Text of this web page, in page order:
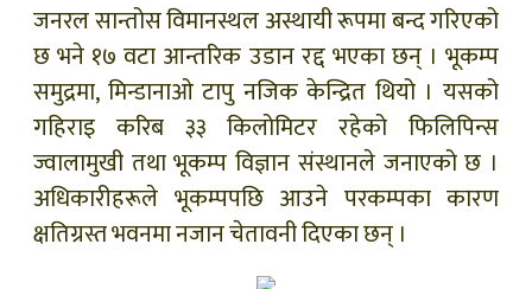
जनरल सान्तोस विमानस्थल अस्थायी रूपमा बन्द गरिएको
छ भने १७ वटा आन्तरिक उडान रद्द भएका छन् । भूकम्प
समुद्रमा, मिन्डानाओ टापु नजिक केन्द्रित थियो । यसको
गहिराइ करिब ३३ किलोमिटर रहेको फिलिपिन्स
ज्वालामुखी तथा भूकम्प विज्ञान संस्थानले जनाएको छ ।
अधिकारीहरूले भूकम्पपछि आउने परकम्पका कारण
क्षतिग्रस्त भवनमा नजान चेतावनी दिएका छन् ।